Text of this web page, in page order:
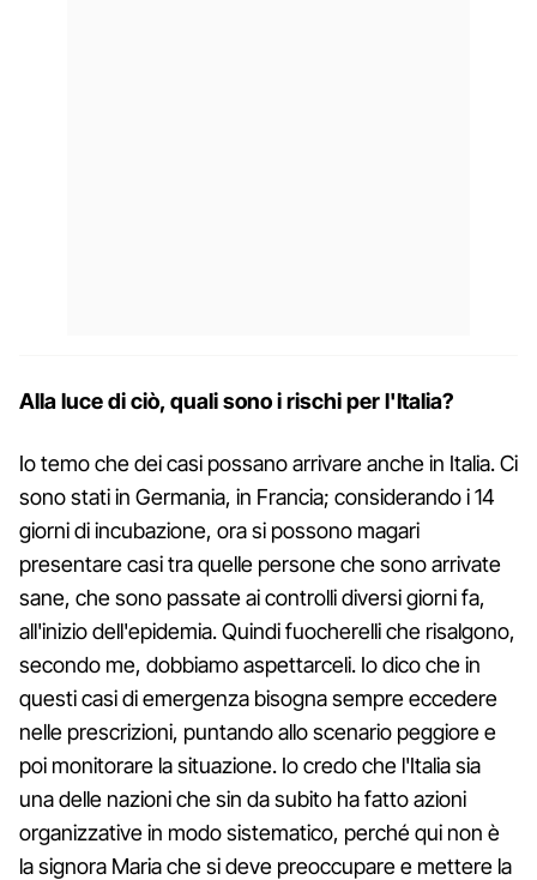
Alla luce di ciò, quali sono i rischi per l'Italia?
Io temo che dei casi possano arrivare anche in Italia. Ci
sono stati in Germania, in Francia; considerando i 14
giorni di incubazione, ora si possono magari
presentare casi tra quelle persone che sono arrivate
sane, che sono passate ai controlli diversi giorni fa,
all'inizio dell'epidemia. Quindi fuocherelli che risalgono,
secondo me, dobbiamo aspettarceli. Io dico che in
questi casi di emergenza bisogna sempre eccedere
nelle prescrizioni, puntando allo scenario peggiore e
poi monitorare la situazione. Io credo che l'Italia sia
una delle nazioni che sin da subito ha fatto azioni
organizzative in modo sistematico, perché qui non è
la signora Maria che si deve preoccupare e mettere la